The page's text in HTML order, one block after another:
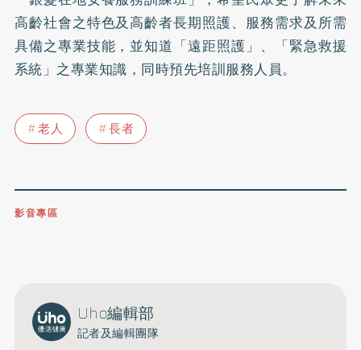
高齡社會之特色及高齡者長期照護、服務需求及所需
具備之專業技能，並知道「遠距照護」、「緊急救援
系統」之專業知識，同時預先培訓服務人員。
老人 長者
影音專區
Uho編輯部
記者及編輯團隊